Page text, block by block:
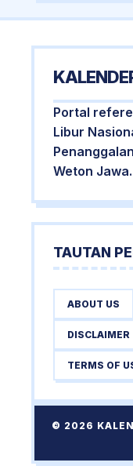
Portal
Libur
Weton Jawa.
TAUTAN
ABOUT US
DISCLAIMER
TERMS OF
© 2026